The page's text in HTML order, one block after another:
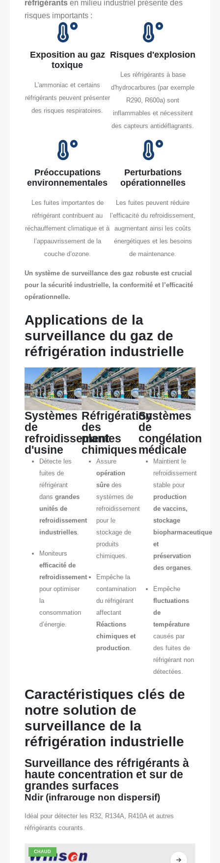
réfrigérants en milieu industriel présente des
risques importants :
Exposition au gaz
toxique
L'ammoniac et certains
réfrigérants peuvent présenter
des risques respiratoires.
Risques d'explosion
Les réfrigérants à base
d'hydrocarbures (par exemple
R290, R600a) sont
inflammables et nécessitent
des capteurs antidéflagrants.
Préoccupations
environnementales
Les fuites importantes de
réfrigérant contribuent au
réchauffement climatique et à
l’appauvrissement de la
couche d’ozone.
Perturbations
opérationnelles
Les fuites peuvent réduire
l’efficacité du refroidissement,
augmentant ainsi les coûts
énergétiques et les besoins
de maintenance.
Un système de surveillance des gaz robuste est crucial
pour la sécurité industrielle, la conformité et l’efficacité
opérationnelle.
Applications de la
surveillance du gaz de
réfrigération industrielle
Systèmes
de
refroidissement
d'usine
Détecte les
fuites de
réfrigérant
dans grandes
unités de
refroidissement
industrielles.
Moniteurs
efficacité de
refroidissement
pour optimiser
la
consommation
d’énergie.
Réfrigération
des
plantes
chimiques
Assure
opération
sûredes
systèmes de
refroidissement
pour le
stockage de
produits
chimiques.
Empêche la
contamination
du réfrigérant
affectant
Réactions
chimiques et
production
Systèmes
de
congélation
médicale
Maintient le
refroidissement
stable pour
production
de vaccins,
stockage
biopharmaceutique
et
préservation
des organes.
Empêche
fluctuations
de
température
causés par
des fuites de
réfrigérant non
détectées.
Caractéristiques clés de
notre solution de
surveillance de la
réfrigération industrielle
Surveillance des réfrigérants à
haute concentration et sur de
grandes surfaces
Ndir (infrarouge non dispersif)
Idéal pour détecter les R32, R134A, R410A et autres
réfrigérants courants.
CHAUD